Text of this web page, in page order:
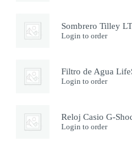
Sombrero Tilley
Login to order
Filtro de Agua
Login to order
Reloj Casio G-
Login to order